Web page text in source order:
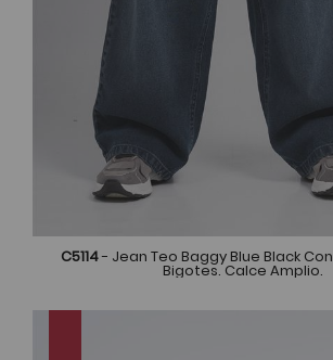
C5114- Jean Teo Baggy Blue Black
Bigotes. Calce Amplio.